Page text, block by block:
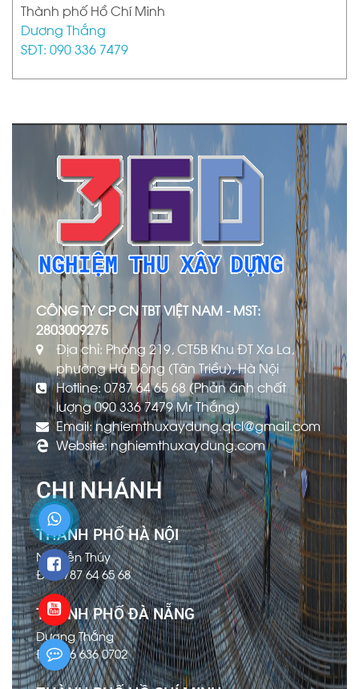
Thành phố Hồ Chí Minh
Dương Thắng
SĐT: 090 336 7479
CÔNG TY CP CN TBT VIỆT NAM - MST:
2803009275
Địa chỉ: Phòng 219, CT5B Khu ĐT Xa La,
phường Hà Đông (Tân Triều), Hà Nội
Hotline: 0787 64 65 68 (Phản ánh chất
lượng 090 336 7479 Mr Thắng)
Email: nghiemthuxaydung.qlcl@gmail.com
Website: nghiemthuxaydung.com
CHI NHÁNH
THÀNH PHỐ HÀ NỘI
Nguyễn Thúy
ĐT: 0787 64 65 68
THÀNH PHỐ ĐÀ NẴNG
Dương Thắng
ĐT: 096 636 0702